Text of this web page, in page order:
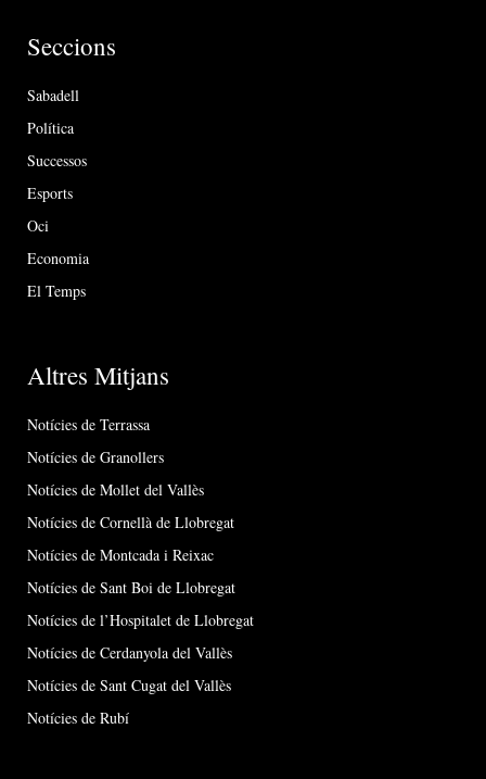
Seccions
Sabadell
Política
Successos
Esports
Oci
Economia
El Temps
Altres Mitjans
Notícies de Terrassa
Notícies de Granollers
Notícies de Mollet del Vallès
Notícies de Cornellà de Llobregat
Notícies de Montcada i Reixac
Notícies de Sant Boi de Llobregat
Notícies de l’Hospitalet de Llobregat
Notícies de Cerdanyola del Vallès
Notícies de Sant Cugat del Vallès
Notícies de Rubí